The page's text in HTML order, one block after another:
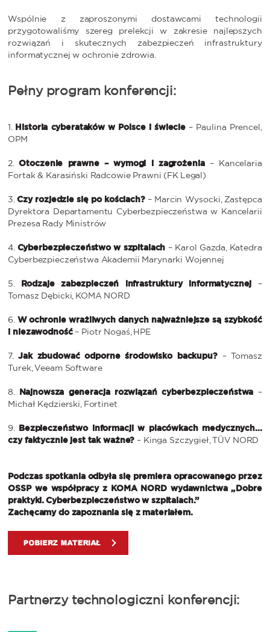
Wspólnie z zaproszonymi dostawcami technologii
przygotowaliśmy szereg prelekcji w zakresie najlepszych
rozwiązań i skutecznych zabezpieczeń infrastruktury
informatycznej w ochronie zdrowia.
Pełny program konferencji:
1. Historia cyberataków w Polsce i świecie– Paulina Prencel,
OPM
2.Otoczenie prawne – wymogi i zagrożenia– Kancelaria
Fortak & Karasiński Radcowie Prawni (FK Legal)
3.Czy rozjedzie się po kościach?– Marcin Wysocki, Zastępca
Dyrektora Departamentu Cyberbezpieczeństwa w Kancelarii
Prezesa Rady Ministrów
4. Cyberbezpieczeństwo w szpitalach – Karol Gazda, Katedra
Cyberbezpieczeństwa Akademii Marynarki Wojennej
5. Rodzaje zabezpieczeń infrastruktury informatycznej –
Tomasz Dębicki, KOMA NORD
6. W ochronie wrażliwych danych najważniejsze są szybkość
i niezawodność– Piotr Nogaś, HPE
7.Jak zbudować odporne środowisko backupu?– Tomasz
Turek, Veeam Software
8. Najnowsza generacja rozwiązań cyberbezpieczeństwa –
Michał Kędzierski, Fortinet
9.
Bezpieczeństwo informacji w placówkach medycznych...
czy faktycznie jest tak ważne? – Kinga Szczygieł, TÜV NORD
Podczas spotkania odbyła się premiera opracowanego przez
OSSP we współpracy z KOMA NORD wydawnictwa „Dobre
praktyki. Cyberbezpieczeństwo w szpitalach.”
Zachęcamy do zapoznania się z materiałem.
Partnerzy technologiczni konferencji: